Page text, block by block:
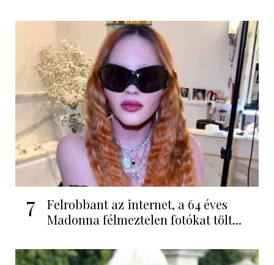
7
Felrobbant az internet, a 64 éves
Madonna félmeztelen fotókat tölt...